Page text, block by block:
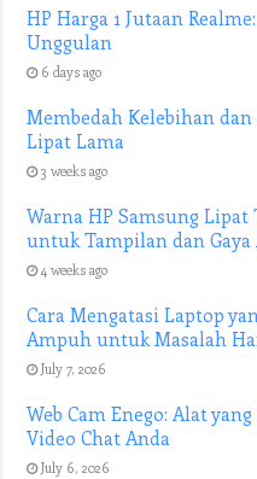
HP Harga 1 Jutaan
Unggulan
6 days ago
Membedah Kelebihan
Lipat Lama
3 weeks ago
Warna HP Samsung
untuk Tampilan dan Gaya
4 weeks ago
Cara Mengatasi Laptop
Ampuh untuk Masalah
July 7, 2026
Web Cam Enego: Alat
Video Chat Anda
July 6, 2026